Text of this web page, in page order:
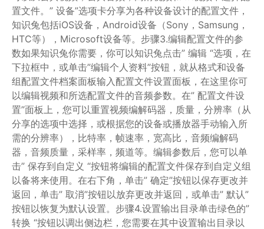
置文件。” 设备”选项卡分享为各种设备设计的配置文件，
知识兔包括iOS设备，Android设备（Sony，Samsung，
HTC等），Microsoft设备等。步骤3.编辑配置文件的参
数如果知识兔你需要，你可以知识兔点击” 编辑 “选项，在
下拉框中，或单击”编辑个人资料”按钮，就从格式和设备
组配置文件档案面板输入配置文件设置面板，在这里你可
以编辑视频和所选配置文件的音频参数。在” 配置文件设
置”面板上，您可以重置视频编解码器，质量，分辨率（从
分享的选项中选择，或根据您的设备或播放器手动输入所
需的分辨率），比特率，帧速率，宽高比，音频编解码
器，音频质量，采样率，频道等。编辑参数后，您可以单
击” 保存到自定义 “按钮将编辑的配置文件保存到自定义组
以备将来使用。在右下角，单击” 确定”按钮以保存更改并
返回，单击” 取消”按钮以放弃更改并返回，或单击” 默认”
按钮以恢复为默认设置。步骤4.设置输出目录单击绿色的”
转换 “按钮以调出侧边栏，您需要在其中设置输出目录以